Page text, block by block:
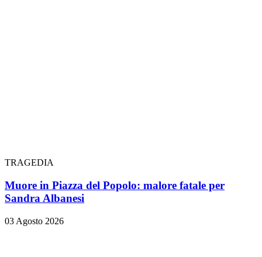
TRAGEDIA
Muore in Piazza del Popolo: malore fatale per
Sandra Albanesi
03 Agosto 2026